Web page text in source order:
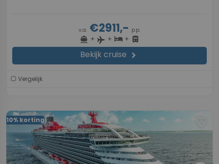
v.a. €2911,- p.p.
directions_boat + flight + hotel+ directions_bus
Bekijk cruise chevron_right
Vergelijk
10% korting